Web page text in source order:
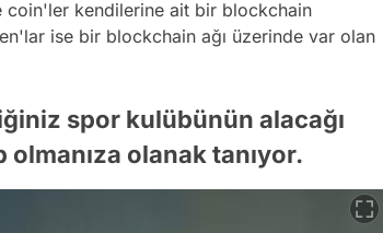
coin'ler kendilerine ait bir blockchain
ise bir blockchain ağı üzerinde var olan
spor kulübünün alacağı
olanak tanıyor.